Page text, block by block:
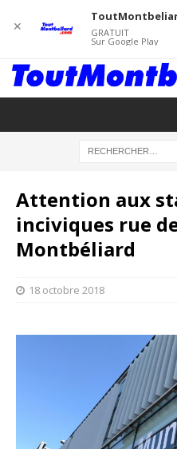
Attention aux
inciviques rue
Montbéliard
18 octobre 2018
✕ GRATUIT
Sur Google Play